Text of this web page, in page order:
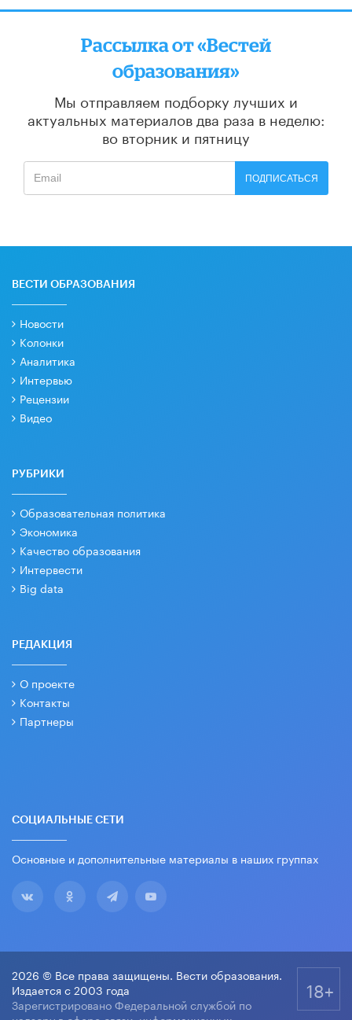
Рассылка от «Вестей
образования»
Мы отправляем подборку лучших и
актуальных материалов два раза в неделю:
во вторник и пятницу
ПОДПИСАТЬСЯ
ВЕСТИ ОБРАЗОВАНИЯ
Новости
Колонки
Аналитика
Интервью
Рецензии
Видео
РУБРИКИ
Образовательная политика
Экономика
Качество образования
Интервести
Big data
РЕДАКЦИЯ
О проекте
Контакты
Партнеры
СОЦИАЛЬНЫЕ СЕТИ
Основные и дополнительные материалы в наших группах
2026 © Все права защищены. Вести образования.
Издается с 2003 года
Зарегистрировано Федеральной службой по
18+